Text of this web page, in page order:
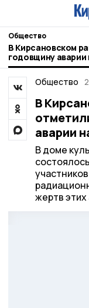
Общество
В Кирсановском
годовщину
АЭС
Общество
В
аварии
В доме
жертв этих